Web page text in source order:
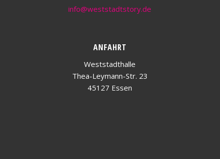
info@weststadtstory.de
ANFAHRT
Weststadthalle
Thea-Leymann-Str. 23
45127 Essen